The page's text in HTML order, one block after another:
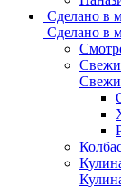
Сделано в
Сделано в